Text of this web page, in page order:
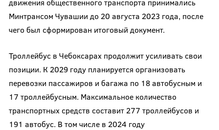
движения общественного транспорта принимались
Минтрансом Чувашии до 20 августа 2023 года, после
чего был сформирован итоговый документ.
Троллейбус в Чебоксарах продолжит усиливать свои
позиции. К 2029 году планируется организовать
перевозки пассажиров и багажа по 18 автобусным и
17 троллейбусным. Максимальное количество
транспортных средств составит 277 троллейбусов и
191 автобус. В том числе в 2024 году